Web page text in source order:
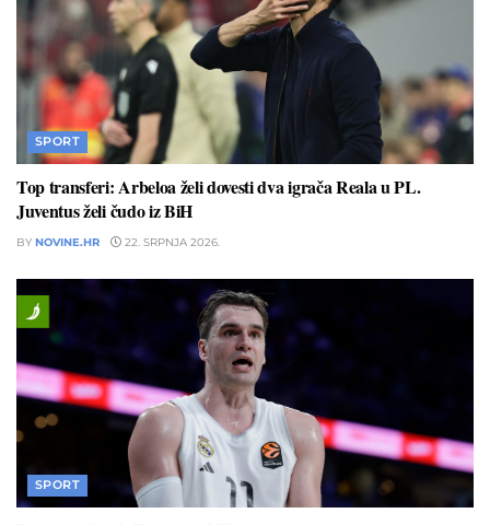
SPORT
Top transferi: Arbeloa želi dovesti dva igrača Reala u PL.
Juventus želi čudo iz BiH
BY NOVINE.HR 22. SRPNJA 2026.
SPORT